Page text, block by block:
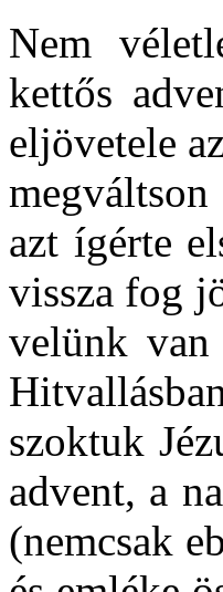
Nem
kettős
eljövetele
azt ígérte
vissza fog
velünk
szoktuk
advent, a
(nemcsak